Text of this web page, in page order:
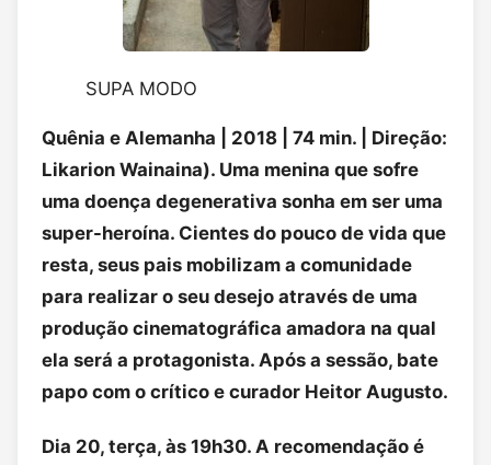
SUPA MODO
Quênia e Alemanha | 2018 | 74 min. | Direção:
Likarion Wainaina). Uma menina que sofre
uma doença degenerativa sonha em ser uma
super-heroína. Cientes do pouco de vida que
resta, seus pais mobilizam a comunidade
para realizar o seu desejo através de uma
produção cinematográfica amadora na qual
ela será a protagonista. Após a sessão, bate
papo com o crítico e curador Heitor Augusto.
Dia 20, terça, às 19h30. A recomendação é